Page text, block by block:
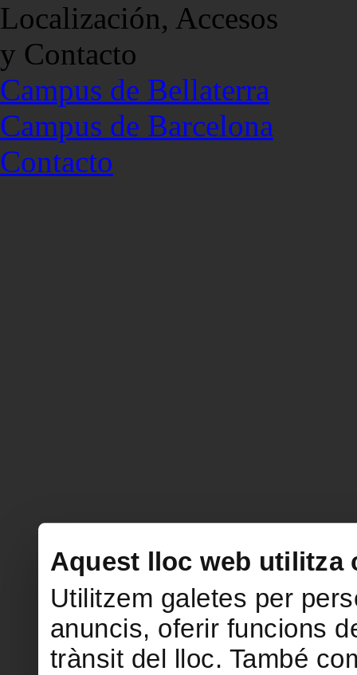
Aquest lloc web utilitza
Utilitzem galetes per
anuncis, oferir funcions
trànsit del lloc. També
Localización, Accesos
y Contacto
Campus de Bellaterra
Campus de Barcelona
Contacto